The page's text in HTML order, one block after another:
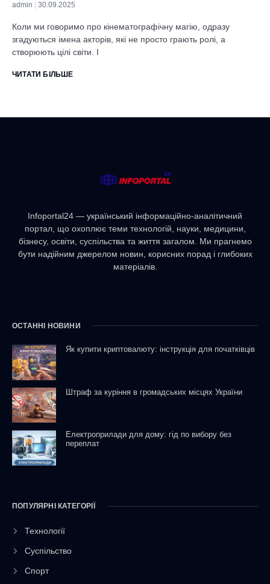
admin 30.09.2025
Коли ми говоримо про кінематографічну магію, одразу
згадуються імена акторів, які не просто грають ролі, а
створюють цілі світи. І
ЧИТАТИ БІЛЬШЕ
Infoportal24 — український інформаційно-аналітичний
портал, що охоплює теми технологій, науки, медицини,
бізнесу, освіти, суспільства та життя загалом. Ми прагнемо
бути надійним джерелом новин, корисних порад і глибоких
матеріалів.
ОСТАННІ НОВИНИ
Як купити криптовалюту: інструкція для початківців
Штраф за куріння в громадських місцях України
Електроприлади для дому: гід по вибору без
переплат
ПОПУЛЯРНІ КАТЕГОРІЇ
Технології
Суспільство
Спорт